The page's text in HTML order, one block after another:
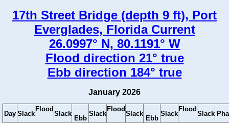
17th Street Bridge (depth 9 ft), Port
Everglades, Florida Current
26.0997° N, 80.1191° W
Flood direction 21° true
Ebb direction 184° true
January 2026
Day Slack
Flood
Slack
Ebb
Slack
Flood
Slack
Ebb
Slack
Flood
Slack